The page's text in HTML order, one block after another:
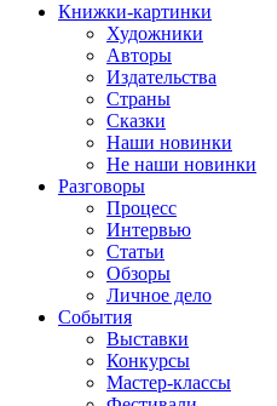
Книжки-картинки
Художники
Авторы
Издательства
Страны
Сказки
Наши новинки
Не наши новинки
Разговоры
Процесс
Интервью
Статьи
Обзоры
Личное дело
События
Выставки
Конкурсы
Мастер-классы